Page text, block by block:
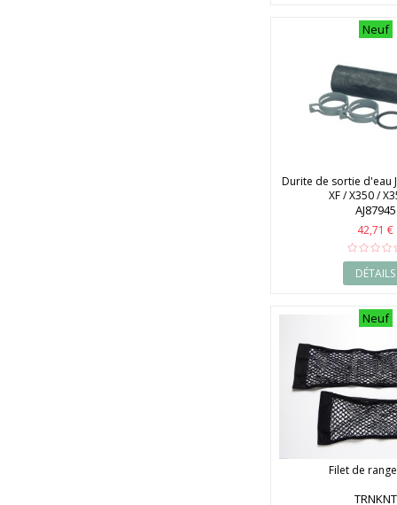
Neuf
Durite de sortie d'eau
XF / X350 /
AJ87945
42,71 €
DÉTAILS
Neuf
Filet de
TRNKNT